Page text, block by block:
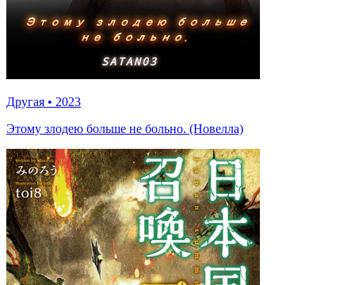
Другая • 2023
Этому злодею больше не больно. (Новелла)